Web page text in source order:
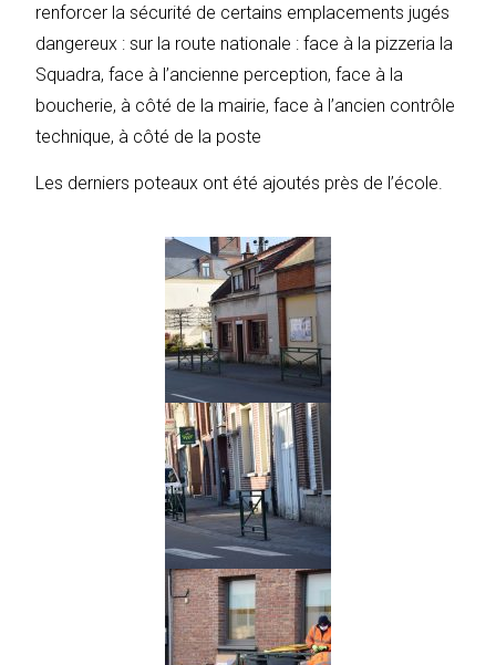
renforcer la sécurité de certains emplacements jugés
dangereux : sur la route nationale : face à la pizzeria la
Squadra, face à l’ancienne perception, face à la
boucherie, à côté de la mairie, face à l’ancien contrôle
technique, à côté de la poste
Les derniers poteaux ont été ajoutés près de l’école.